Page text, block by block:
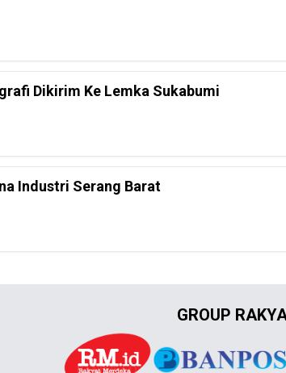
Dikirim Ke Lemka Sukabumi
Industri Serang Barat
GROUP